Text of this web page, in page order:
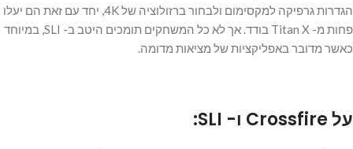
הגדרות גרפיקה למקסימום ולבחור ברזולוציה של 4K, יחד עם זאת הם יעלו
פחות מ- Titan X בודד. אך לא כל המשחקים תומכים היטב ב- SLI, במיוחד
כאשר מדובר באפליקציות של מציאות מדומה.
על Crossfire ו- SLI: